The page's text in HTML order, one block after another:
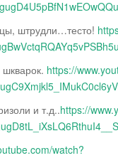
штрудли…тесто!
https://
и т.д..https://
watch?